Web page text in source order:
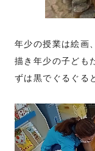
年少の授業は絵画
描き年少の子ども
ずは黒でぐるぐる
動
画
プ